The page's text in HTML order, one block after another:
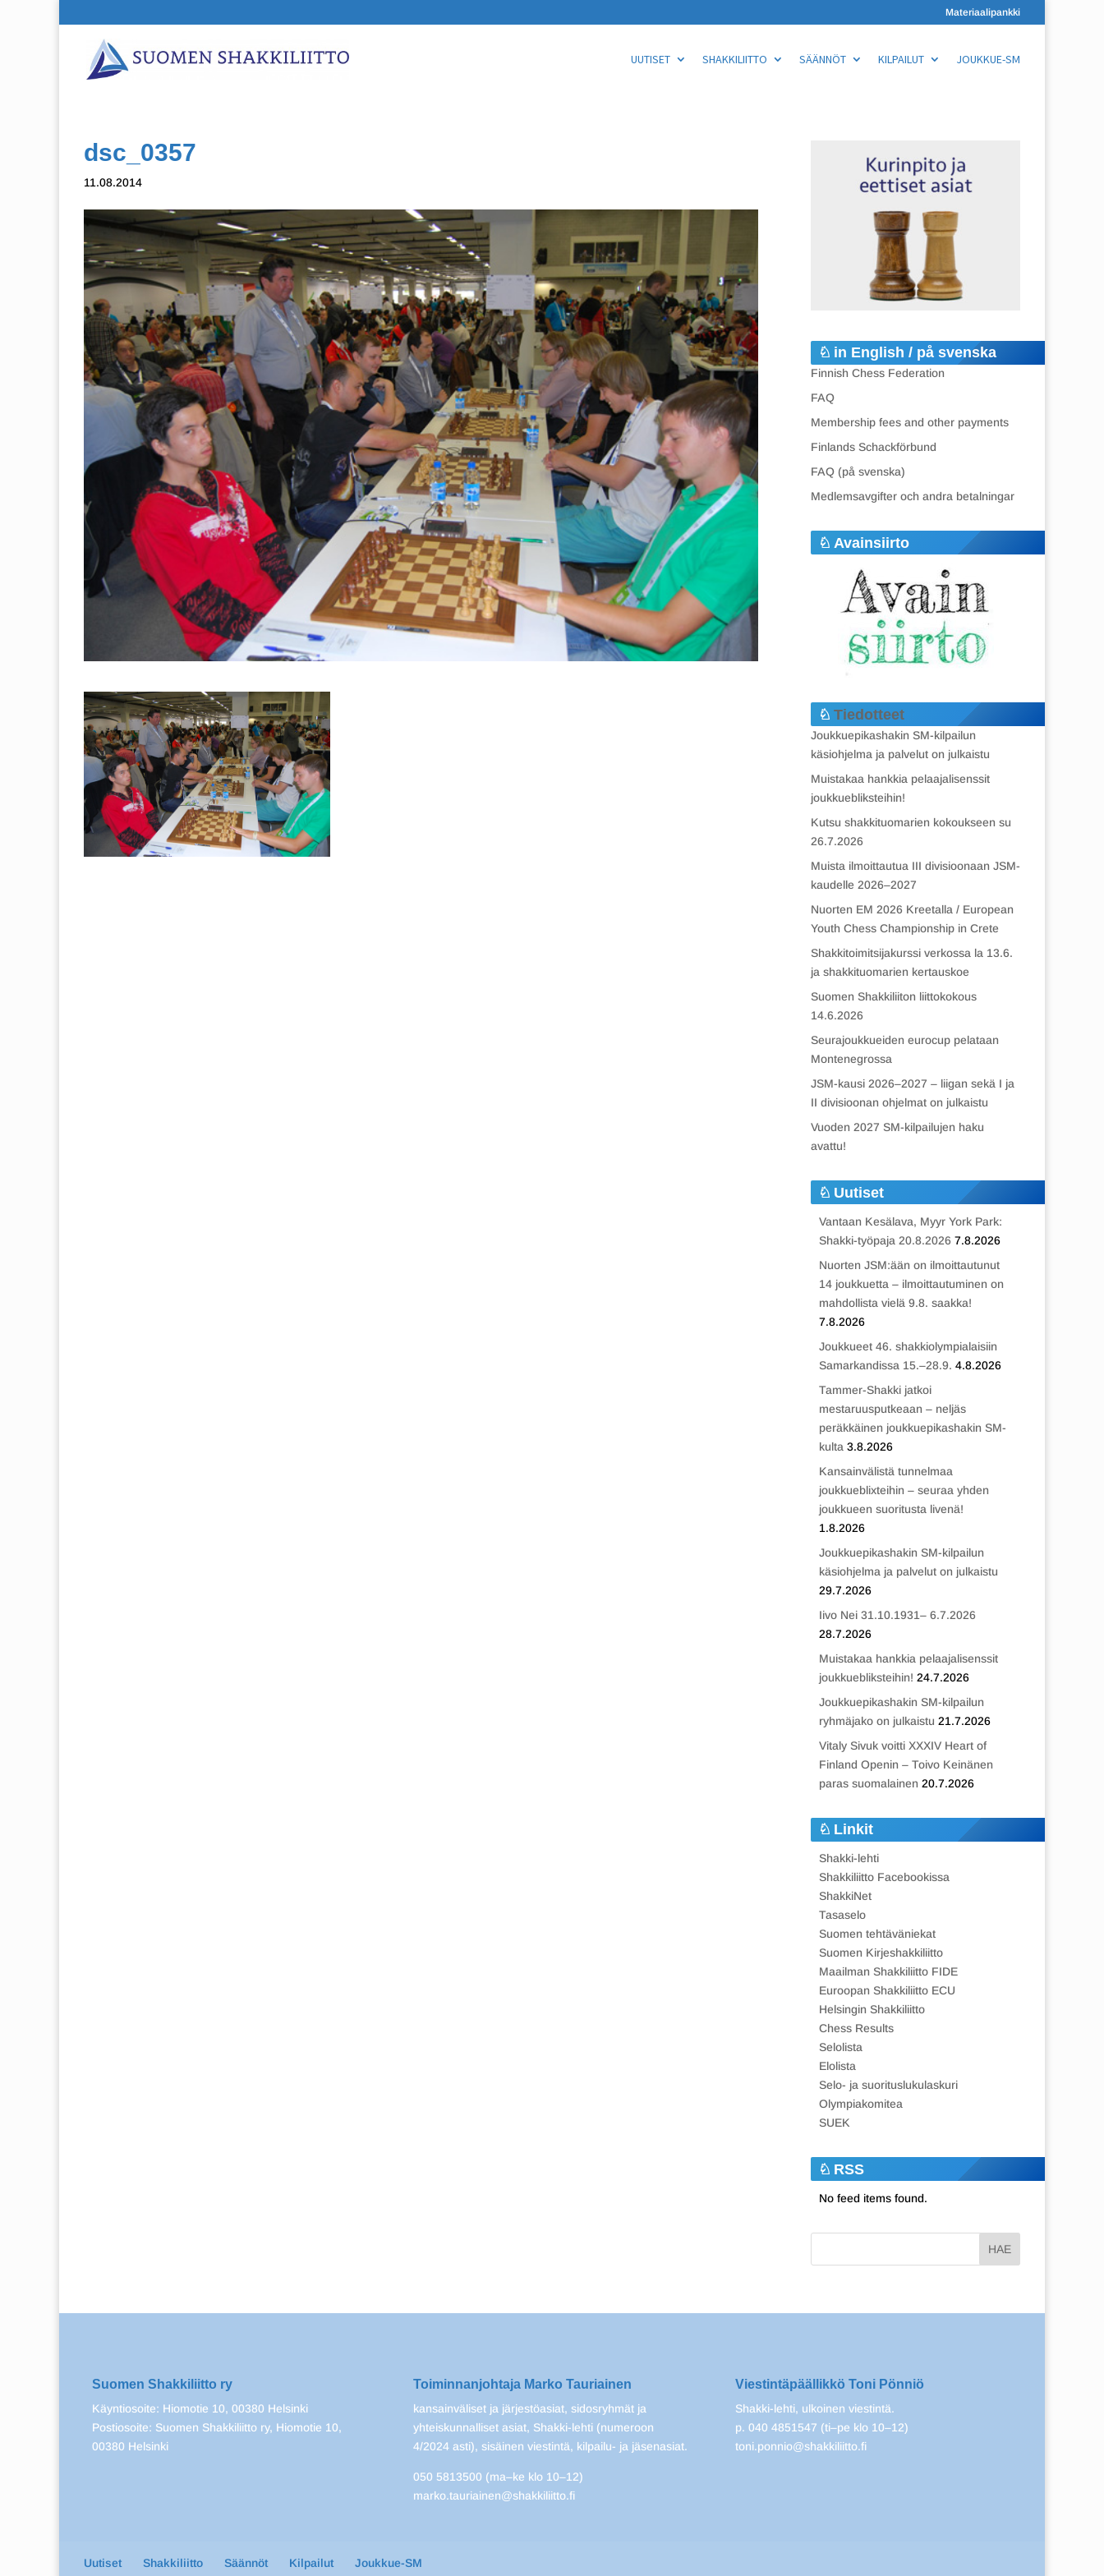
Materiaalipankki
UUTISET SHAKKILIITTO SÄÄNNÖT KILPAILUT JOUKKUE-SM
dsc_0357
11.08.2014
in English / på svenska
Finnish Chess Federation
FAQ
Membership fees and other payments
Finlands Schackförbund
FAQ (på svenska)
Medlemsavgifter och andra betalningar
Avainsiirto
Tiedotteet
Joukkuepikashakin SM-kilpailun
käsiohjelma ja palvelut on julkaistu
Muistakaa hankkia pelaajalisenssit
joukkuebliksteihin!
Kutsu shakkituomarien kokoukseen su
26.7.2026
Muista ilmoittautua III divisioonaan JSM-
kaudelle 2026–2027
Nuorten EM 2026 Kreetalla / European
Youth Chess Championship in Crete
Shakkitoimitsijakurssi verkossa la 13.6.
ja shakkituomarien kertauskoe
Suomen Shakkiliiton liittokokous
14.6.2026
Seurajoukkueiden eurocup pelataan
Montenegrossa
JSM-kausi 2026–2027 – liigan sekä I ja
II divisioonan ohjelmat on julkaistu
Vuoden 2027 SM-kilpailujen haku
avattu!
Uutiset
Vantaan Kesälava, Myyr York Park:
Shakki-työpaja 20.8.2026 7.8.2026
Nuorten JSM:ään on ilmoittautunut
14 joukkuetta – ilmoittautuminen on
mahdollista vielä 9.8. saakka!
7.8.2026
Joukkueet 46. shakkiolympialaisiin
Samarkandissa 15.–28.9. 4.8.2026
Tammer-Shakki jatkoi
mestaruusputkeaan – neljäs
peräkkäinen joukkuepikashakin SM-
kulta 3.8.2026
Kansainvälistä tunnelmaa
joukkueblixteihin – seuraa yhden
joukkueen suoritusta livenä!
1.8.2026
Joukkuepikashakin SM-kilpailun
käsiohjelma ja palvelut on julkaistu
29.7.2026
Iivo Nei 31.10.1931– 6.7.2026
28.7.2026
Muistakaa hankkia pelaajalisenssit
joukkuebliksteihin! 24.7.2026
Joukkuepikashakin SM-kilpailun
ryhmäjako on julkaistu 21.7.2026
Vitaly Sivuk voitti XXXIV Heart of
Finland Openin – Toivo Keinänen
paras suomalainen 20.7.2026
Linkit
Shakki-lehti
Shakkiliitto Facebookissa
ShakkiNet
Tasaselo
Suomen tehtäväniekat
Suomen Kirjeshakkiliitto
Maailman Shakkiliitto FIDE
Euroopan Shakkiliitto ECU
Helsingin Shakkiliitto
Chess Results
Selolista
Elolista
Selo- ja suorituslukulaskuri
Olympiakomitea
SUEK
RSS
No feed items found.
Suomen Shakkiliitto ry
Käyntiosoite: Hiomotie 10, 00380 Helsinki
Postiosoite: Suomen Shakkiliitto ry, Hiomotie 10,
00380 Helsinki
Toiminnanjohtaja Marko Tauriainen
kansainväliset ja järjestöasiat, sidosryhmät ja
yhteiskunnalliset asiat, Shakki-lehti (numeroon
4/2024 asti), sisäinen viestintä, kilpailu- ja jäsenasiat.
050 5813500 (ma–ke klo 10–12)
marko.tauriainen@shakkiliitto.fi
Viestintäpäällikkö Toni Pönniö
Shakki-lehti, ulkoinen viestintä.
p. 040 4851547 (ti–pe klo 10–12)
toni.ponnio@shakkiliitto.fi
Uutiset Shakkiliitto Säännöt Kilpailut Joukkue-SM